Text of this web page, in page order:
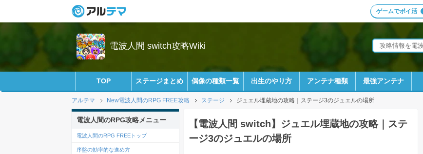
ゲームでポイ活
電波人間 switch攻略Wiki
TOP ステージまとめ 偶像の種類一覧 出生のやり方 アンテナ種類 最強アンテナ
アルテマ New電波人間のRPG FREE攻略 ステージ ジュエル埋蔵地の攻略｜ステージ3のジュエルの場所
【電波人間 switch】ジュエル埋蔵地の攻略｜ステ
ージ3のジュエルの場所
電波人間のRPG攻略メニュー
電波人間のRPG FREEトップ
序盤の効率的な進め方